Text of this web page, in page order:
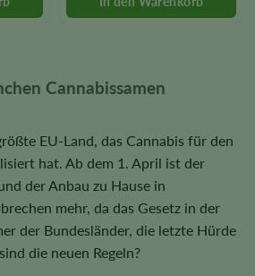
chosen
page
Cannabissamen
EU-Land, das Cannabis für den
hat. Ab dem 1. April ist der
der Anbau zu Hause in
mehr, da das Gesetz in der
der Bundesländer, die letzte Hürde
die neuen Regeln?